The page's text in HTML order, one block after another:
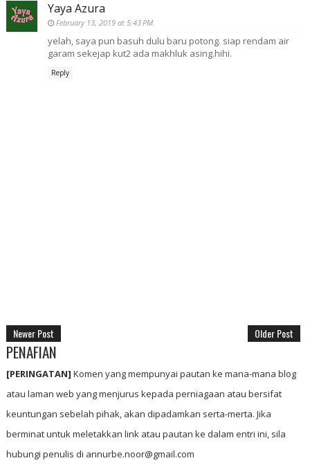
Yaya Azura
February 13, 2019 at 5:43 PM
yelah, saya pun basuh dulu baru potong. siap rendam air
garam sekejap kut2 ada makhluk asing.hihi.
Reply
Newer Post Older Post
PENAFIAN
[PERINGATAN] Komen yang mempunyai pautan ke mana-mana blog
atau laman web yang menjurus kepada perniagaan atau bersifat
keuntungan sebelah pihak, akan dipadamkan serta-merta. Jika
berminat untuk meletakkan link atau pautan ke dalam entri ini, sila
hubungi penulis di annurbe.noor@gmail.com